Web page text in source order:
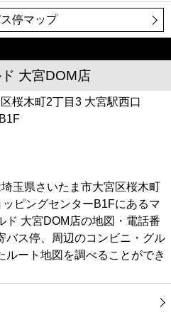
停マップ
大宮DOM店
桜木町2丁目3 大宮駅西口
玉県さいたま市大宮区桜木町
ピングセンターB1Fにあるマ
ド 大宮DOM店の地図・電話番
バス停、周辺のコンビニ・グル
ルート地図を調べることができ